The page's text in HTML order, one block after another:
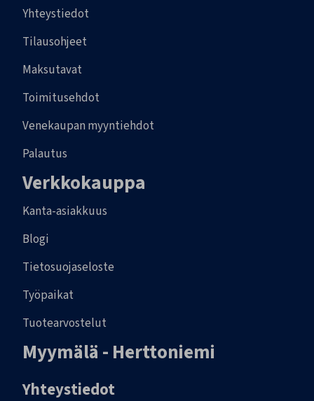
Yhteystiedot
Tilausohjeet
Maksutavat
Toimitusehdot
Venekaupan myyntiehdot
Palautus
Verkkokauppa
Kanta-asiakkuus
Blogi
Tietosuojaseloste
Työpaikat
Tuotearvostelut
Myymälä - Herttoniemi
Yhteystiedot